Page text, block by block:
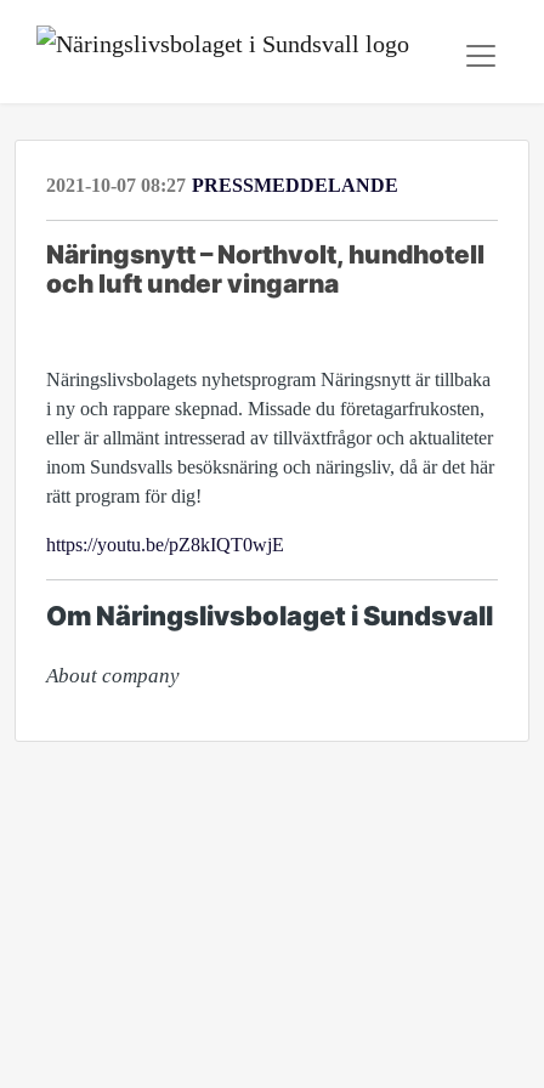
2021-10-07 08:27 PRESSMEDDELANDE
Näringsnytt – Northvolt, hundhotell
och luft under vingarna
Näringslivsbolagets nyhetsprogram Näringsnytt är tillbaka
i ny och rappare skepnad. Missade du företagarfrukosten,
eller är allmänt intresserad av tillväxtfrågor och aktualiteter
inom Sundsvalls besöksnäring och näringsliv, då är det här
rätt program för dig!
https://youtu.be/pZ8kIQT0wjE
Om Näringslivsbolaget i Sundsvall
About company